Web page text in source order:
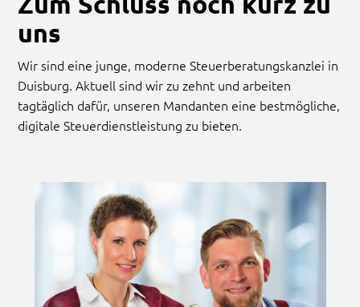
uns
Wir sind eine junge, moderne Steuerberatungskanzlei in
Duisburg. Aktuell sind wir zu zehnt und arbeiten
tagtäglich dafür, unseren Mandanten eine bestmögliche,
digitale Steuerdienstleistung zu bieten.